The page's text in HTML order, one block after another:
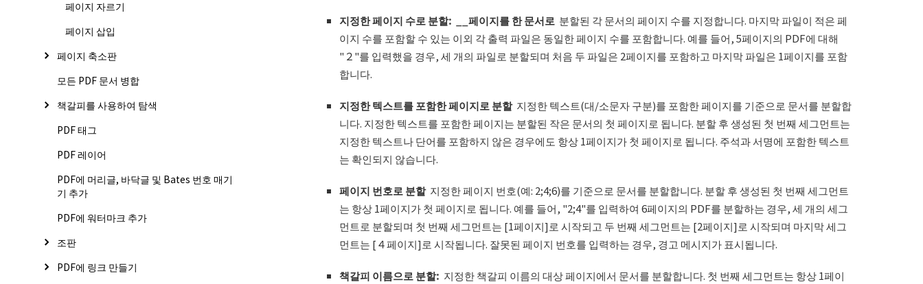
페이지 자르기
페이지 삽입
페이지 축소판
모든 PDF 문서 병합
책갈피를 사용하여 탐색
PDF 태그
PDF 레이어
PDF에 머리글, 바닥글 및 Bates 번호 매기
기 추가
PDF에 워터마크 추가
조판
PDF에 링크 만들기
지정한 페이지 수로 분할: __ 페이지를 한 문서로 분할된 각 문서의 페이지 수를 지정합니다. 마지막 파일이 적은 페
이지 수를 포함할 수 있는 이외 각 출력 파일은 동일한 페이지 수를 포함합니다. 예를 들어, 5페이지의 PDF에 대해
"２"를 입력했을 경우, 세 개의 파일로 분할되며 처음 두 파일은 2페이지를 포함하고 마지막 파일은 1페이지를 포함
합니다.
지정한 텍스트를 포함한 페이지로 분할지정한 텍스트(대/소문자 구분)를 포함한 페이지를 기준으로 문서를 분할합
니다. 지정한 텍스트를 포함한 페이지는 분할된 작은 문서의 첫 페이지로 됩니다. 분할 후 생성된 첫 번째 세그먼트는
지정한 텍스트나 단어를 포함하지 않은 경우에도 항상 1페이지가 첫 페이지로 됩니다. 주석과 서명에 포함한 텍스트
는 확인되지 않습니다.
페이지 번호로 분할지정한 페이지 번호(예: 2;4;6)를 기준으로 문서를 분할합니다. 분할 후 생성된 첫 번째 세그먼트
는 항상 1페이지가 첫 페이지로 됩니다. 예를 들어, "2;4"를 입력하여 6페이지의 PDF를 분할하는 경우, 세 개의 세그
먼트로 분할되며 첫 번째 세그먼트는 [1페이지]로 시작되고 두 번째 세그먼트는 [2페이지]로 시작되며 마지막 세그
먼트는 [４페이지]로 시작됩니다. 잘못된 페이지 번호를 입력하는 경우, 경고 메시지가 표시됩니다.
책갈피 이름으로 분할: 지정한 책갈피 이름의 대상 페이지에서 문서를 분할합니다. 첫 번째 세그먼트는 항상 1페이